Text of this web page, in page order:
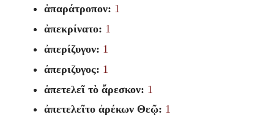
ἀπαράτροπον: 1
ἀπεκρίνατο: 1
ἀπερίζυγον: 1
ἀπεριζυγος: 1
ἀπετελεῖ τὸ ἄρεσκον: 1
ἀπετελεῖτο ἀρέκων Θεῷ: 1